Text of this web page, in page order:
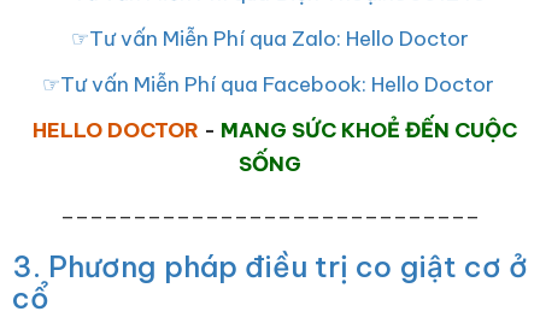
☞Tư vấn Miễn Phí qua Zalo: Hello Doctor
☞Tư vấn Miễn Phí qua Facebook: Hello Doctor
HELLO DOCTOR - MANG SỨC KHOẺ ĐẾN CUỘC
SỐNG
3. Phương pháp điều trị co giật cơ ở
cổ